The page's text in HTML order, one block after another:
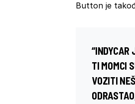
Button je
“INDYCAR
TI MOMCI
VOZITI